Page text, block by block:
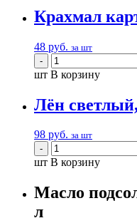
Крахмал
48 руб. за шт
шт В корзину
Лён
98 руб. за шт
шт В корзину
Масло
л